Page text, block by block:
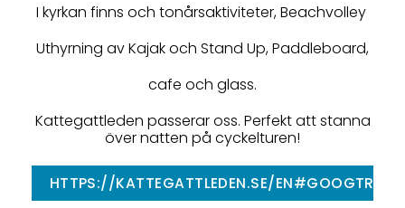
I kyrkan finns och tonårsaktiviteter, Beachvolley
Uthyrning av Kajak och Stand Up, Paddleboard,
cafe och glass.
Kattegattleden passerar oss. Perfekt att stanna
över natten på cyckelturen!
HTTPS://KATTEGATTLEDEN.SE/